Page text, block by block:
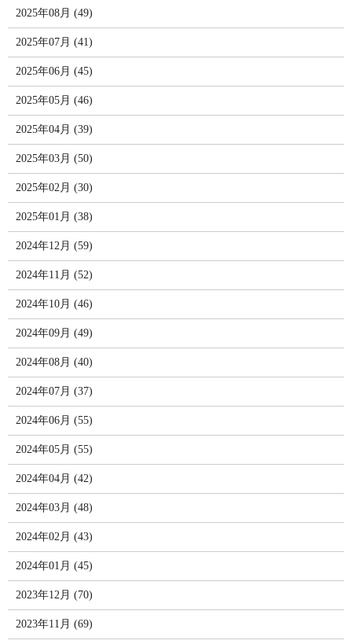
2025年08月 (49)
2025年07月 (41)
2025年06月 (45)
2025年05月 (46)
2025年04月 (39)
2025年03月 (50)
2025年02月 (30)
2025年01月 (38)
2024年12月 (59)
2024年11月 (52)
2024年10月 (46)
2024年09月 (49)
2024年08月 (40)
2024年07月 (37)
2024年06月 (55)
2024年05月 (55)
2024年04月 (42)
2024年03月 (48)
2024年02月 (43)
2024年01月 (45)
2023年12月 (70)
2023年11月 (69)